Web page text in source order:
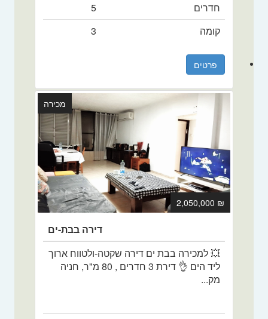
חדרים
5
קומה
3
פרטים
₪ 2,050,000
מכירה
דירה בבת-ים
💥 למכירה בבת ים דירה שקטה-ולטווח ארוך
ליד הים 👌 דירת 3 חדרים , 80 מ"ר, חניה
מק...